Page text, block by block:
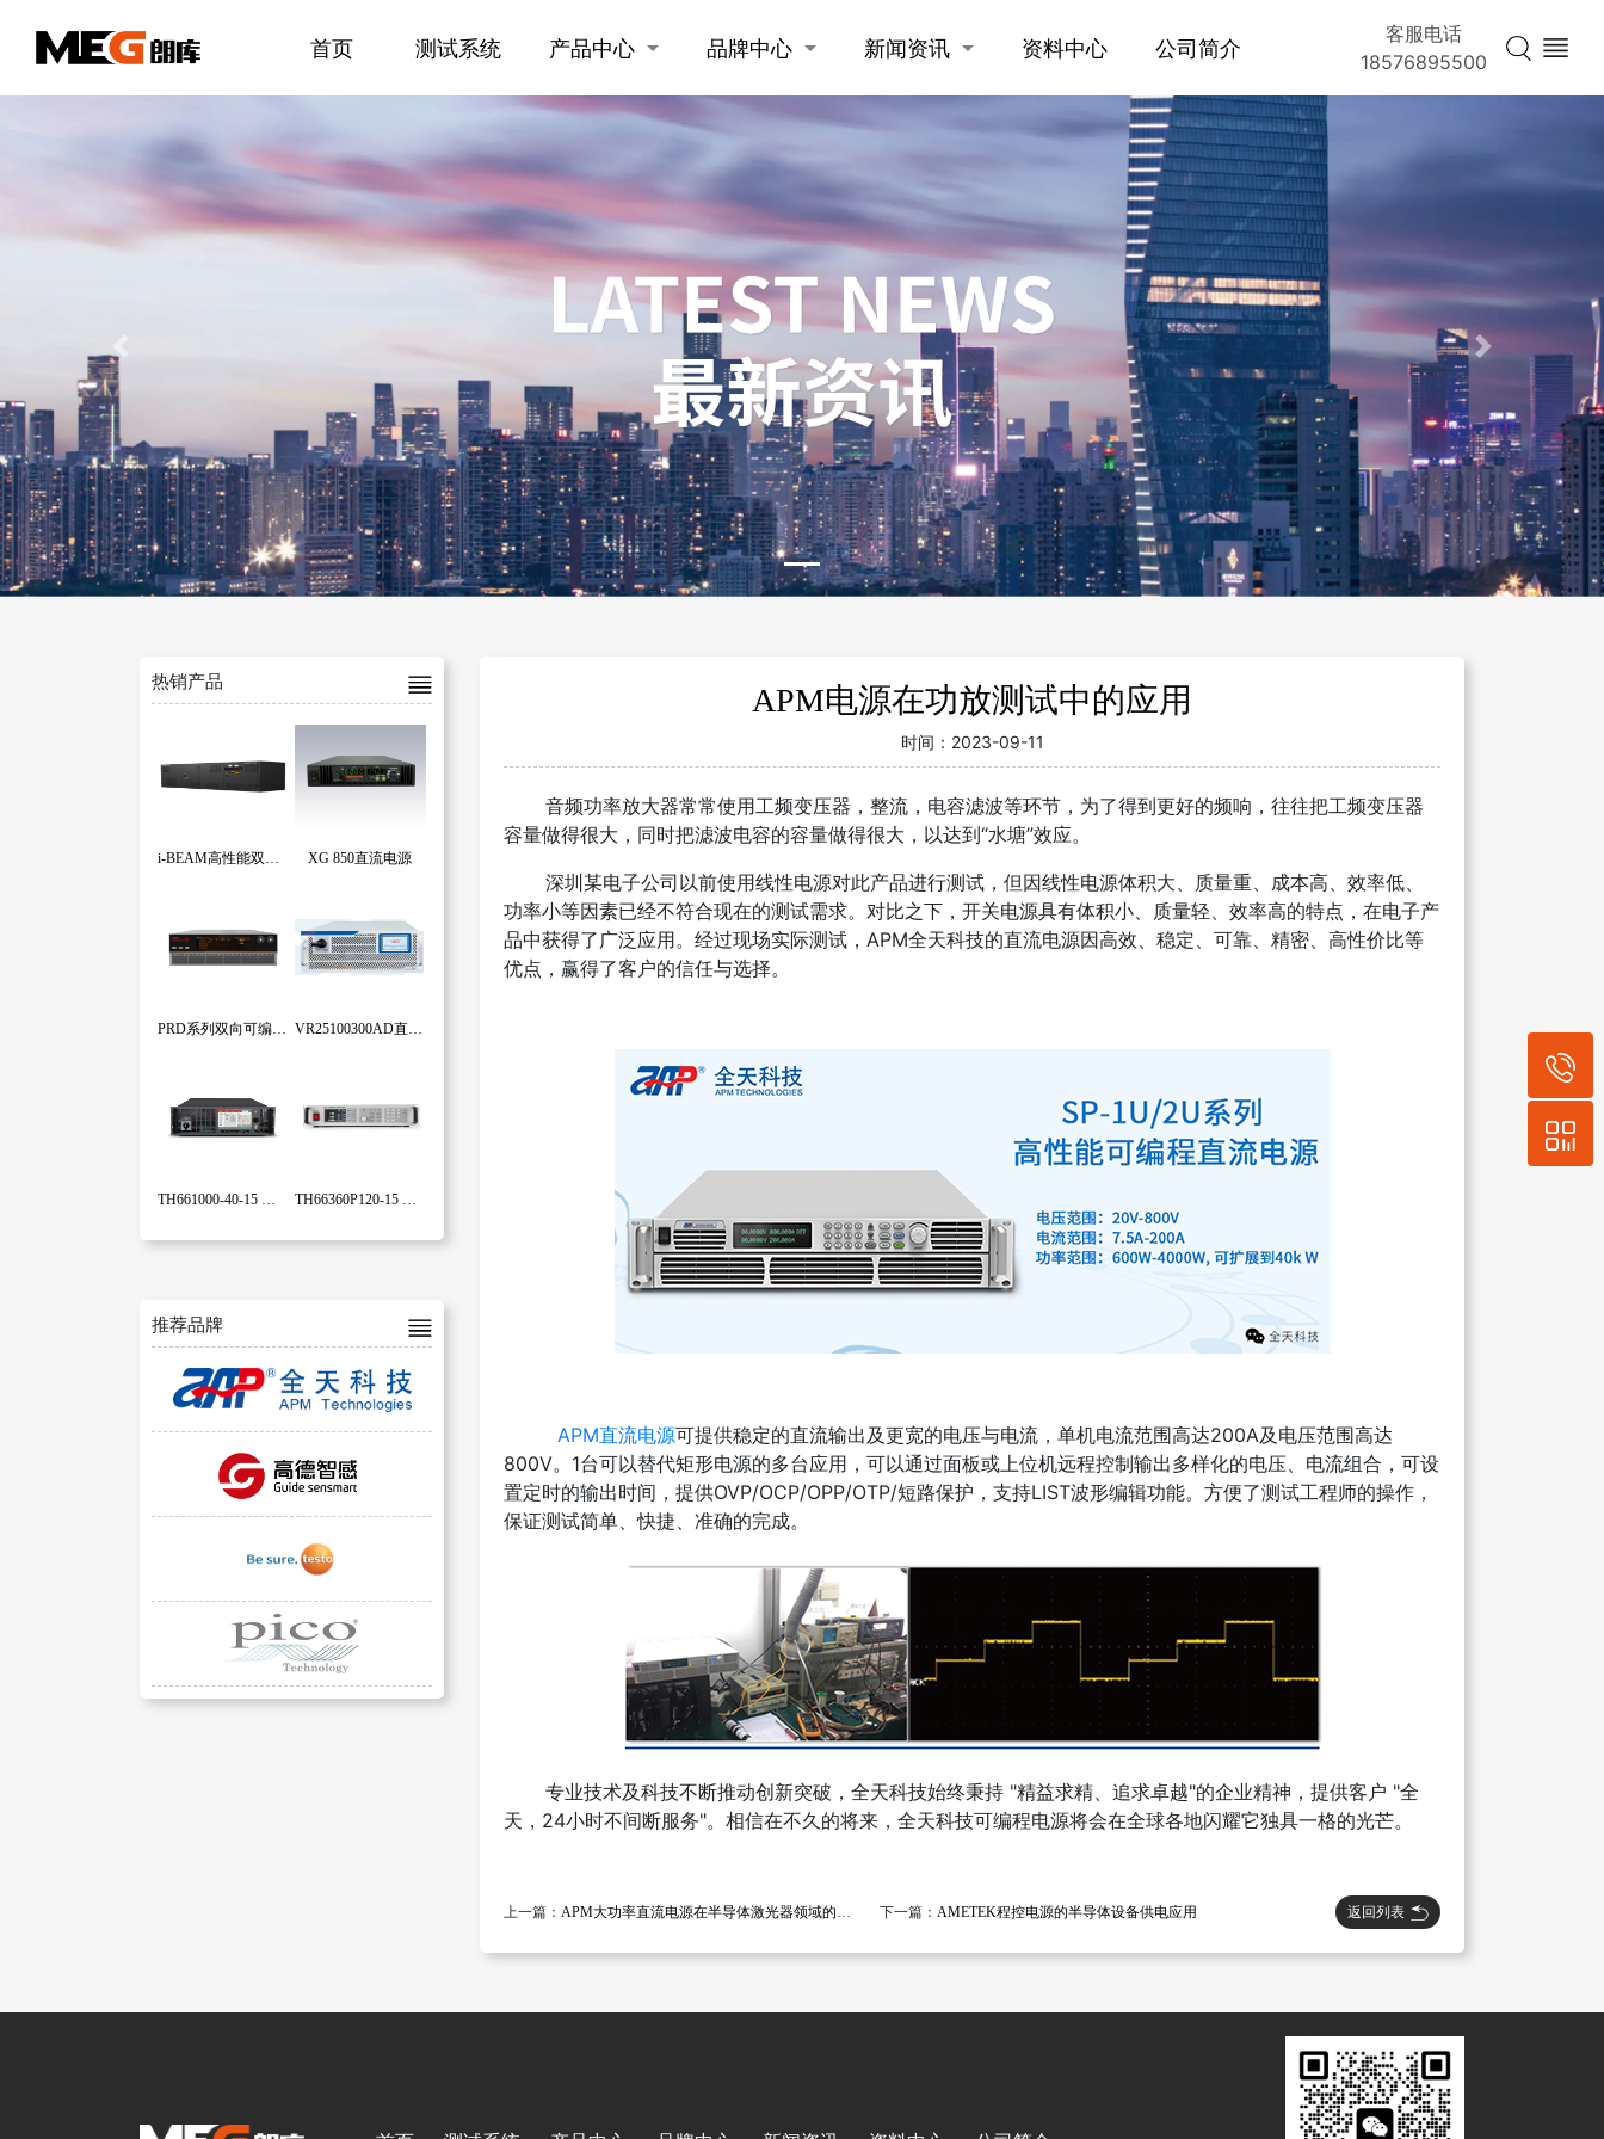
首页 测试系统 产品中心 品牌中心 新闻资讯 资料中心 公司简介
客服电话
18576895500
Previous Next
热销产品
i-BEAM高性能双向回馈式程控直流电源系统 XG 850直流电源
PRD系列双向可编程直流电源 VR25100300AD直流双向源
TH661000-40-15 可编程双向回馈式大功率直流电源 TH66360P120-15 可编程大功率直流电源
推荐品牌
APM电源在功放测试中的应用
时间： 2023-09-11
音频功率放大器常常使用工频变压器，整流，电容滤波等环节，为了得到更好的频响，往往把工频变压器
容量做得很大，同时把滤波电容的容量做得很大，以达到“水塘”效应。
深圳某电子公司以前使用线性电源对此产品进行测试，但因线性电源体积大、质量重、成本高、效率低、
功率小等因素已经不符合现在的测试需求。对比之下，开关电源具有体积小、质量轻、效率高的特点，在电子产
品中获得了广泛应用。经过现场实际测试，APM全天科技的直流电源因高效、稳定、可靠、精密、高性价比等
优点，赢得了客户的信任与选择。
APM直流电源可提供稳定的直流输出及更宽的电压与电流，单机电流范围高达200A及电压范围高达
800V。1台可以替代矩形电源的多台应用，可以通过面板或上位机远程控制输出多样化的电压、电流组合，可设
置定时的输出时间，提供OVP/OCP/OPP/OTP/短路保护，支持LIST波形编辑功能。方便了测试工程师的操作，
保证测试简单、快捷、准确的完成。
专业技术及科技不断推动创新突破，全天科技始终秉持 "精益求精、追求卓越"的企业精神，提供客户 "全
天，24小时不间断服务"。相信在不久的将来，全天科技可编程电源将会在全球各地闪耀它独具一格的光芒。
上一篇： APM大功率直流电源在半导体激光器领域的应用 下一篇： AMETEK程控电源的半导体设备供电应用 返回列表